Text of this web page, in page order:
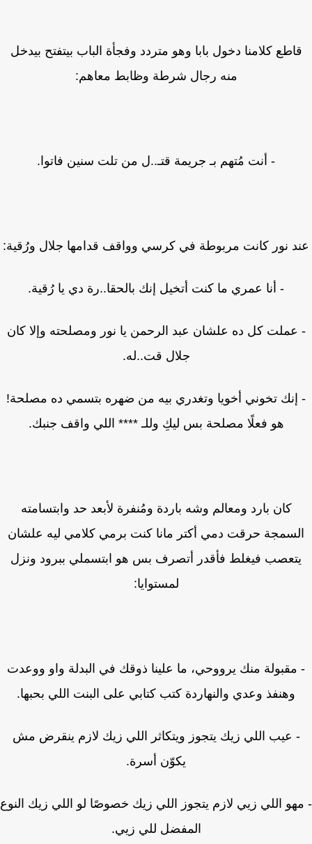
كلامنا دخول بابا وهو متردد وفجأة الباب بيتفتح بيدخل
منه رجال شرطة وظابط معاهم:
- أنت مُتهم بـ جريمة قتـ..ل من تلت سنين فاتوا.
نور كانت مربوطة في كرسي وواقف قدامها جلال ورُقية:
- أنا عمري ما كنت أتخيل إنك بالحقا..رة دي يا رُقية.
كل ده علشان عبد الرحمن يا نور ومصلحته وإلا كان
جلال قت..له.
تخوني أخويا وتغدري بيه من ضهره بتسمي ده مصلحة!
هو فعلًا مصلحة بس ليكِ وللـ **** اللي واقف جنبك.
كان بارد ومعالم وشه باردة ومُنفرة لأبعد حد وابتسامته
حرقت دمي أكتر مانا كنت برمي كلامي ليه علشان
فيغلط فأقدر أتصرف بس هو ابتسملي ببرود ونزل
لمستوايا:
منك يرووحي، ما علينا ذوقك في البدلة واو ووعدت
وهنفذ وعدي والنهاردة كتب كتابي على البنت اللي بحبها.
- عيب اللي زيك يتجوز ويتكاثر اللي زيك لازم ينقرض مش
يكوّن أسرة.
اللي زيي لازم يتجوز اللي زيك خصوصًا لو اللي زيك النوع
المفضل للي زيي.